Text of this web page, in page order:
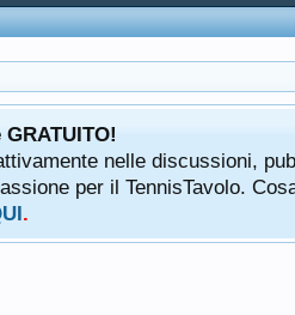
nelle discussioni,
per il TennisTavolo.
.